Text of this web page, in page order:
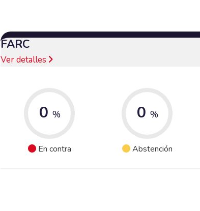
FARC
Ver detalles
0 %
En contra
0 %
Abstención